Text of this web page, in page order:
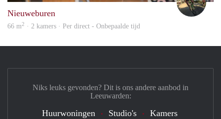
Nieuweburen
66 m2 · 2 kamers · Per direct - Onbepaalde tijd
Niks leuks gevonden? Dit is ons andere aanbod in
Leeuwarden:
Huurwoningen Studio's Kamers